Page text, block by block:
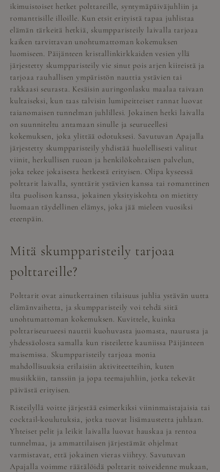
ikimuistoiset hetket polttareille, syntymäpäiväjuhliin ja
romanttisille illoille. Kun etsit erityistä tapaa juhlistaa
elämän tärkeitä hetkiä, skumpparisteily laivalla tarjoaa
kaiken tarvittavan unohtumattoman kokemuksen
luomiseen. Päijänteen kristallinkirkkaiden vesien yllä
järjestetty skumpparisteily vie sinut pois arjen kiireistä ja
tarjoaa rauhallisen ympäristön nauttia ystävien tai
rakkaasi seurasta. Kesäisin auringonlasku maalaa taivaan
kultaiseksi, kun taas talvisin lumipeitteiset rannat luovat
taianomaisen tunnelman juhlillesi. Jokainen hetki laivalla
on suunniteltu antamaan sinulle ja seurueellesi
kokemuksen, joka ylittää odotuksesi. Savutuvan Apajalla
järjestetty skumpparisteily yhdistää huolellisesti valitut
viinit, herkullisen ruoan ja henkilökohtaisen palvelun,
joka tekee jokaisesta hetkestä erityisen. Olipa kyseessä
polttarit laivalla, synttärit ystävien kanssa tai romanttinen
ilta puolison kanssa, jokainen yksityiskohta on mietitty
luomaan täydellinen elämys, joka jää mieleen vuosiksi
eteenpäin.
Mitä skumpparisteily tarjoaa
polttareille?
Polttarit ovat ainutkertainen tilaisuus juhlia ystävän uutta
elämänvaihetta, ja skumpparisteily voi tehdä siitä
unohtumattoman kokemuksen. Kuvittele, kuinka
polttariseurueesi nauttii kuohuvasta juomasta, naurusta ja
yhdessäolosta samalla kun risteilette kauniissa Päijänteen
maisemissa. Skumpparisteily tarjoaa monia
mahdollisuuksia erilaisiin aktiviteetteihin, kuten
musiikkiin, tanssiin ja jopa teemajuhliin, jotka tekevät
päivästä erityisen.
Risteilyllä voitte järjestää esimerkiksi viininmaistajaisia tai
cocktail-koulutuksia, jotka tuovat lisämaustetta juhlaan.
Yhteiset pelit ja leikit laivalla luovat hauskaa ja rentoa
tunnelmaa, ja ammattilaisen järjestämät ohjelmat
varmistavat, että jokainen vieras viihtyy. Savutuvan
Apajalla voimme räätälöidä polttarit toiveidenne mukaan,